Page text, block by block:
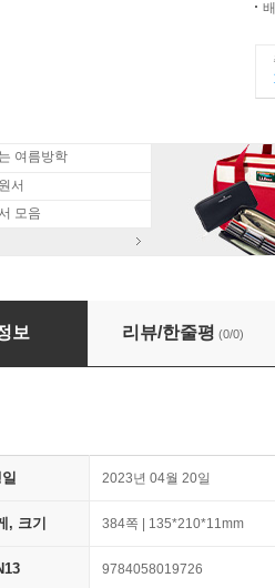
여름방학
서
모음
ソウル 2023~2024年版
보 리뷰/한줄평 (0/0)
2023년 04월 20일
, 크기 384쪽 | 135*210*11mm
9784058019726